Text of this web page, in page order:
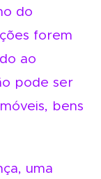
do
forem
ao
pode ser
bens
uma